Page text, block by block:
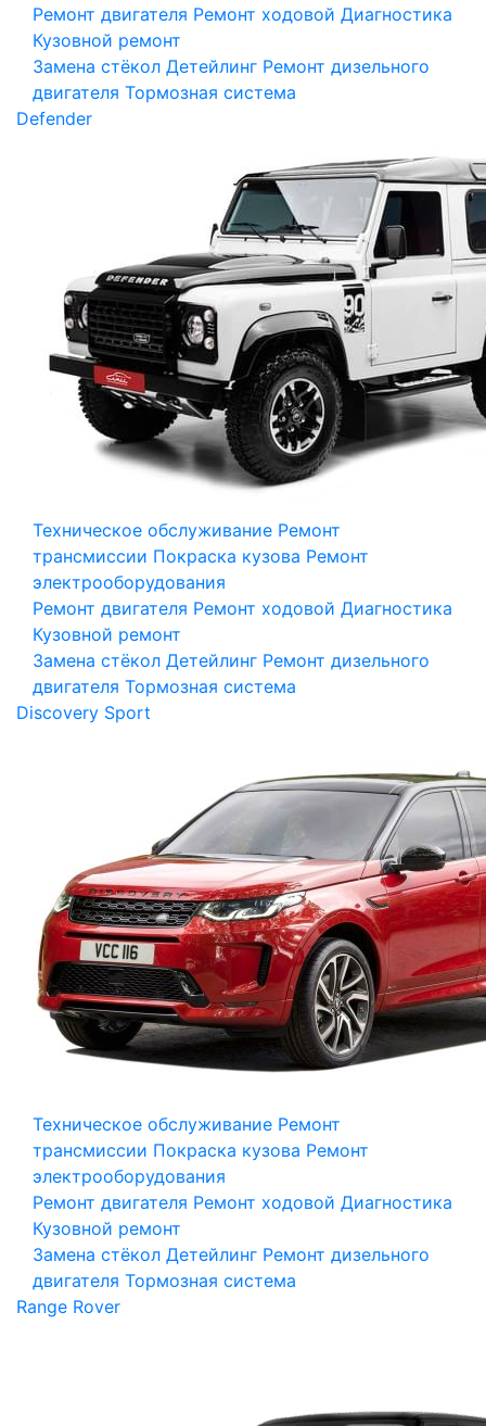
Ремонт двигателя Ремонт ходовой Диагностика
Кузовной ремонт
Замена стёкол Детейлинг Ремонт дизельного
двигателя Тормозная система
Defender
Техническое обслуживание Ремонт
трансмиссии Покраска кузова Ремонт
электрооборудования
Ремонт двигателя Ремонт ходовой Диагностика
Кузовной ремонт
Замена стёкол Детейлинг Ремонт дизельного
двигателя Тормозная система
Discovery Sport
Техническое обслуживание Ремонт
трансмиссии Покраска кузова Ремонт
электрооборудования
Ремонт двигателя Ремонт ходовой Диагностика
Кузовной ремонт
Замена стёкол Детейлинг Ремонт дизельного
двигателя Тормозная система
Range Rover